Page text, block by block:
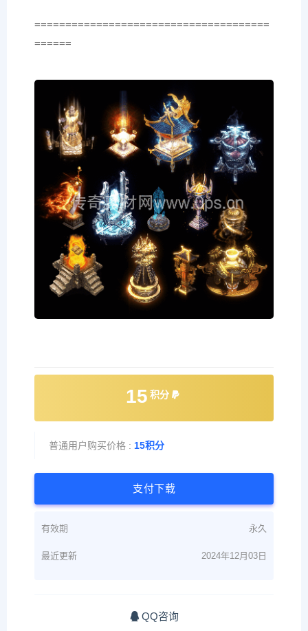
======================================
======
15 积分
普通用户购买价格 : 15积分
支付下载
有效期 永久
最近更新 2024年12月03日
QQ咨询